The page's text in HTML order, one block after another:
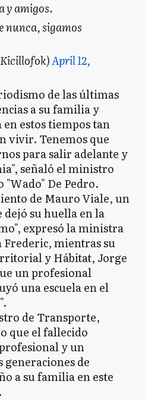
y amigos.
nunca, sigamos
April 12,
de las últimas
a su familia y
estos tiempos tan
vivir. Tenemos que
para salir adelante y
señaló el ministro
De Pedro.
de Mauro Viale, un
su huella en la
expresó la ministra
Frederic, mientras su
y Hábitat, Jorge
un profesional
una escuela en el
de Transporte,
que el fallecido
y un
de
a su familia en este